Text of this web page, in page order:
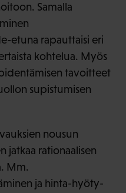
Samalla
etuna rapauttaisi eri
kohtelua. Myös
tavoitteet
supistumisen
nousun
jatkaa rationaalisen
Mm.
ja hinta-hyöty-